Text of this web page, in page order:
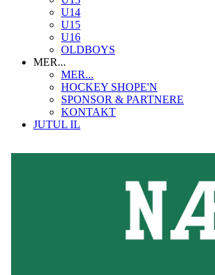
U14
U15
U16
OLDBOYS
MER...
MER...
HOCKEY SHOPE'N
SPONSOR & PARTNERE
KONTAKT
JUTUL IL